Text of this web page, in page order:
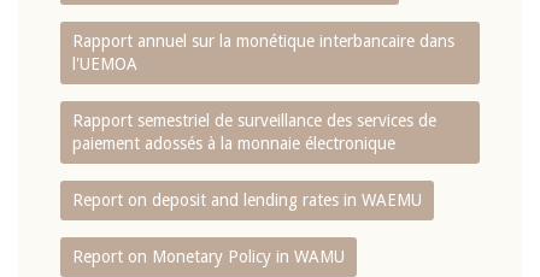
Rapport annuel sur la monétique interbancaire dans
l'UEMOA
Rapport semestriel de surveillance des services de
paiement adossés à la monnaie électronique
Report on deposit and lending rates in WAEMU
Report on Monetary Policy in WAMU